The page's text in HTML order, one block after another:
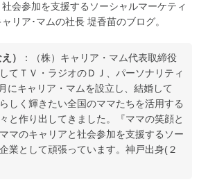
会参加を支援するソーシャルマーケティ
リア･マムの社長 堤香苗のブログ。
）
：（株）キャリア・マム代表取締役
てＴＶ・ラジオのＤＪ、パーソナリティ
にキャリア・マムを設立し、結婚して
しく輝きたい全国のママたちを活用する
と作り出してきました。『ママの笑顔と
マのキャリアと社会参加を支援するソー
業として頑張っています。神戸出身(２